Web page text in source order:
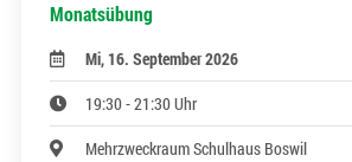
Monatsübung
Mi, 16. September 2026
19:30 - 21:30 Uhr
Mehrzweckraum Schulhaus Boswil